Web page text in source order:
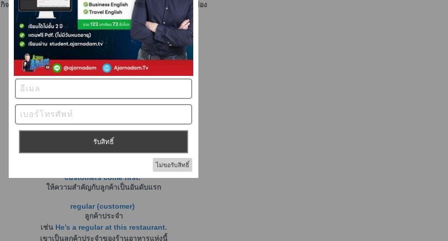
กิจกรรมพบปะผู้คนของบุคคลสาธารณะ ผู้มีชื่อเสียง หรือนักการเมือง
overseas / abroad
ต่างประเทศ
เช่นI just came from overseas.
ฉันเพิ่งมาจากต่างประเทศ
upcountry
เช่นI just came from upcountry.
ฉันเพิ่งมาจากต่างจังหวัด
How can I help you? / What can I do for you?
มีอะไรให้ช่วยไหมครับ/ค่ะ
customers come first.
ให้ความสำคัญกับลูกค้าเป็นอันดับแรก
regular (customer)
ลูกค้าประจำ
เช่นHe’s a regular at this restaurant.
เขาเป็นลูกค้าประจำของร้านอาหารแห่งนี้